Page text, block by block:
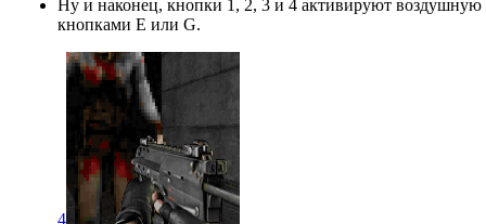
Ну и наконец, кнопки 1, 2, 3 и 4 активируют воздушную
кнопками E или G.
4